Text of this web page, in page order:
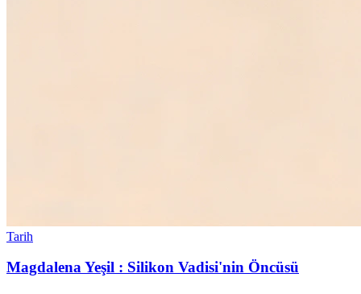
Tarih
Magdalena Yeşil : Silikon Vadisi'nin Öncüsü